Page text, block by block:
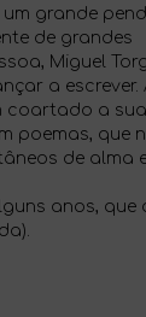
grande
de grandes
Miguel
a escrever.
coartado a sua
poemas, que
de alma
anos, que